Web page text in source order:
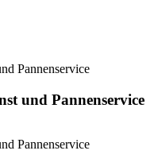
und Pannenservice